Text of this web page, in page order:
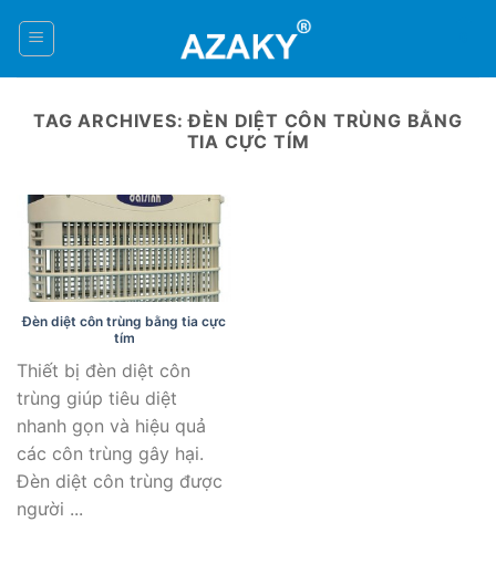
TAG ARCHIVES:ĐÈN DIỆT CÔN TRÙNG BẰNG
TIA CỰC TÍM
Đèn diệt côn trùng bằng tia cực
tím
Thiết bị đèn diệt côn
trùng giúp tiêu diệt
nhanh gọn và hiệu quả
các côn trùng gây hại.
Đèn diệt côn trùng được
người ...